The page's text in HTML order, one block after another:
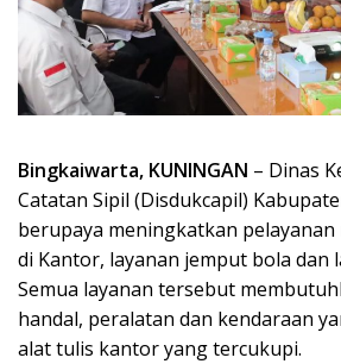
Bingkaiwarta, KUNINGAN – Dinas
Catatan Sipil (Disdukcapil)
berupaya meningkatkan
di Kantor, layanan jemput bola dan
Semua layanan tersebut
handal, peralatan dan kendaraan
alat tulis kantor yang tercukupi.